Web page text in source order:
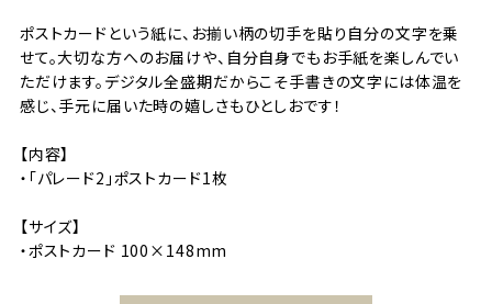
ポストカードという紙に、お揃い柄の切手を貼り自分の文字を乗
せて。大切な方へのお届けや、自分自身でもお手紙を楽しんでい
ただけます。デジタル全盛期だからこそ手書きの文字には体温を
感じ、手元に届いた時の嬉しさもひとしおです！
【内容】
・「パレード2」ポストカード1枚
【サイズ】
・ポストカード 100×148mm